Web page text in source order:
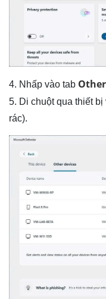
4. Nhấp vào tab
5. Di chuột qua thiết
rác).